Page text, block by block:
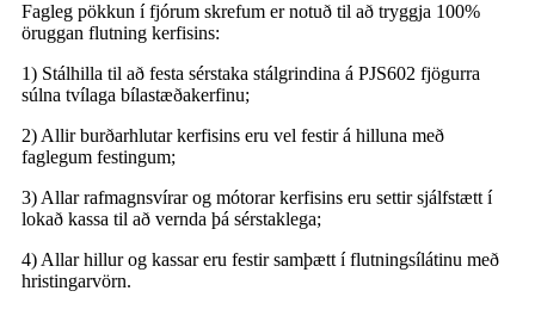
Fagleg pökkun í fjórum skrefum er notuð til að tryggja 100%
öruggan flutning kerfisins:
1) Stálhilla til að festa sérstaka stálgrindina á PJS602 fjögurra
súlna tvílaga bílastæðakerfinu;
2) Allir burðarhlutar kerfisins eru vel festir á hilluna með
faglegum festingum;
3) Allar rafmagnsvírar og mótorar kerfisins eru settir sjálfstætt í
lokað kassa til að vernda þá sérstaklega;
4) Allar hillur og kassar eru festir samþætt í flutningsílátinu með
hristingarvörn.